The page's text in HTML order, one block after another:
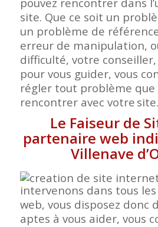
site. Que ce soit un
un problème de
erreur de manipulation,
difficulté, votre conseiller,
pour vous guider, vous
régler tout problème que
rencontrer avec votre site.
Le Faiseur de
partenaire web
Villenave
intervenons dans tous
web, vous disposez donc
aptes à vous aider, vous